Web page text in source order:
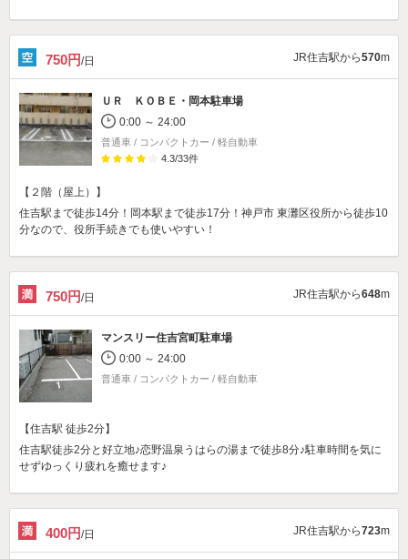
750円/日 JR住吉駅から570m
ＵＲ ＫＯＢＥ・岡本駐車場
0:00 ～ 24:00
普通車 / コンパクトカー / 軽自動車
4.3/33件
【２階（屋上）】
住吉駅まで徒歩14分！岡本駅まで徒歩17分！神戸市 東灘区役所から徒歩10
分なので、役所手続きでも使いやすい！
750円/日 JR住吉駅から648m
マンスリー住吉宮町駐車場
0:00 ～ 24:00
普通車 / コンパクトカー / 軽自動車
【住吉駅 徒歩2分】
住吉駅徒歩2分と好立地♪恋野温泉うはらの湯まで徒歩8分♪駐車時間を気に
せずゆっくり疲れを癒せます♪
400円/日 JR住吉駅から723m